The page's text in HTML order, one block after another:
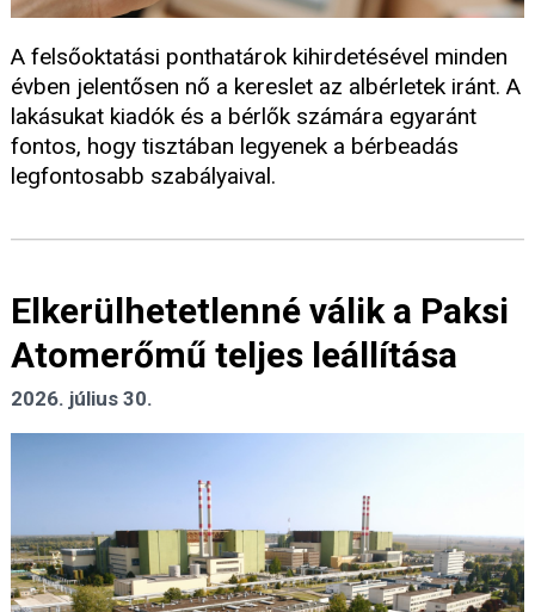
A felsőoktatási ponthatárok kihirdetésével minden
évben jelentősen nő a kereslet az albérletek iránt. A
lakásukat kiadók és a bérlők számára egyaránt
fontos, hogy tisztában legyenek a bérbeadás
legfontosabb szabályaival.
Elkerülhetetlenné válik a Paksi
Atomerőmű teljes leállítása
2026. július 30.